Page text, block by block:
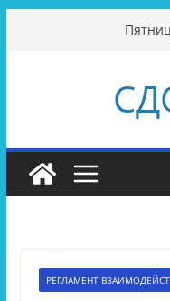
РЕГЛАМЕНТ